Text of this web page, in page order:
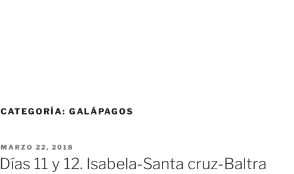
CATEGORÍA: GALÁPAGOS
PUBLICADO
EL
MARZO 22, 2018
Días 11 y 12. Isabela-Santa cruz-Baltra